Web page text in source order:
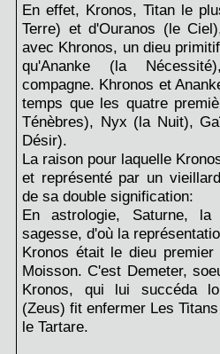
En effet, Kronos, Titan le
Terre) et d'Ouranos (le
avec Khronos, un dieu
qu'Ananke (la
compagne. Khronos et
temps que les quatre
Ténèbres), Nyx (la Nuit),
Désir).
La raison pour laquelle
et représenté par un
de sa double signification:
En astrologie, Saturne, la
sagesse, d'où la
Kronos était le dieu
Moisson. C'est Demeter,
Kronos, qui lui succéda
(Zeus) fit enfermer Les
le Tartare.